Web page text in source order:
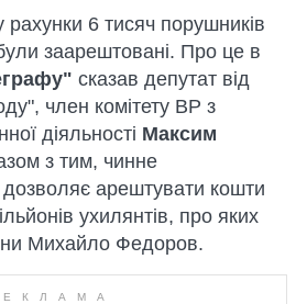
рахунки 6 тисяч порушників
заарештовані. Про це в
сказав депутат від
член комітету ВР з
діяльності Максим
з тим, чинне
арештувати кошти
ухилянтів, про яких
Михайло Федоров.